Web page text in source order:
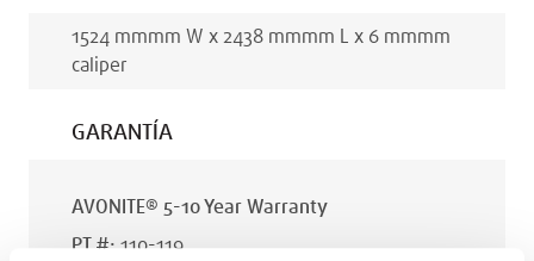
1524 mmmm W x 2438 mmmm L x 6 mmmm
caliper
GARANTÍA
AVONITE® 5-10 Year Warranty
PT #: 110-119